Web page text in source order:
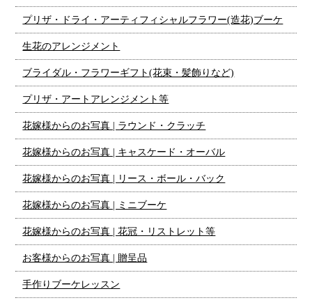
プリザ・ドライ・アーティフィシャルフラワー(造花)ブーケ
生花のアレンジメント
ブライダル・フラワーギフト(花束・髪飾りなど)
プリザ・アートアレンジメント等
花嫁様からのお写真 | ラウンド・クラッチ
花嫁様からのお写真 | キャスケード・オーバル
花嫁様からのお写真 | リース・ボール・バック
花嫁様からのお写真 | ミニブーケ
花嫁様からのお写真 | 花冠・リストレット等
お客様からのお写真 | 贈呈品
手作りブーケレッスン